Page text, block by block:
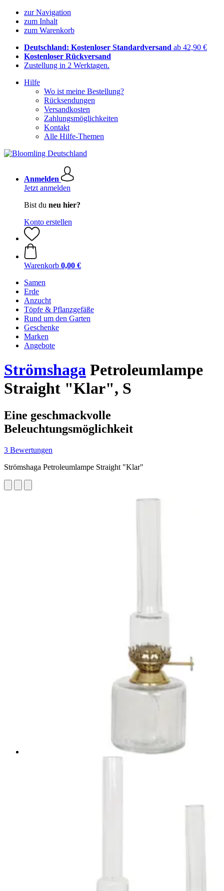
zur Navigation
zum Inhalt
zum Warenkorb
Deutschland: Kostenloser Standardversand ab 42,90 €
Kostenloser Rückversand
Zustellung in 2 Werktagen.
Hilfe
Wo ist meine Bestellung?
Rücksendungen
Versandkosten
Zahlungsmöglichkeiten
Kontakt
Alle Hilfe-Themen
Anmelden
Jetzt anmelden
Bist du neu hier?
Konto erstellen
Warenkorb 0,00 €
Samen
Erde
Anzucht
Töpfe & Pflanzgefäße
Rund um den Garten
Geschenke
Marken
Angebote
Strömshaga Petroleumlampe
Straight "Klar", S
Eine geschmackvolle
Beleuchtungsmöglichkeit
3 Bewertungen
Strömshaga Petroleumlampe Straight "Klar"